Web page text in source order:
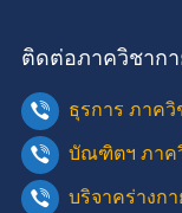
ติดต่อภาควิชาก
ธุรการ ภาควิ
บัณฑิตฯ ภาค
บริจาคร่างกา